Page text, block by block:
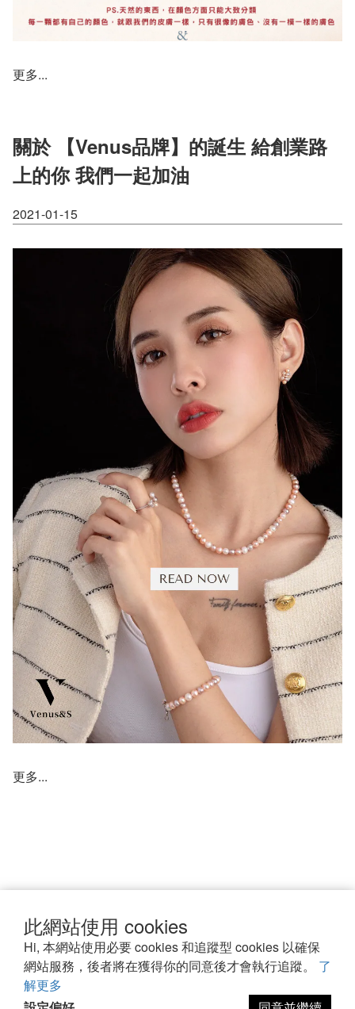
此網站使用 cookies
Hi, 本網站使用必要 cookies 和追蹤型 cookies 以確保
網站服務，後者將在獲得你的同意後才會執行追蹤。 了
解更多
更多...
關於 【Venus品牌】的誕生 給創業路
上的你 我們一起加油
2021-01-15
更多...
專屬訂製 詐騙宣導 VIP會員
退換貨
政策
保養須知 常見問題 聯繫我們